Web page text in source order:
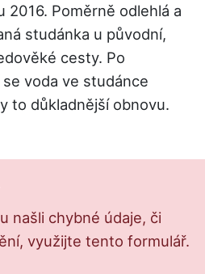
2016. Poměrně odlehlá a
studánka u původní,
cesty. Po
voda ve studánce
to důkladnější obnovu.
našli chybné údaje, či
využijte tento formulář.